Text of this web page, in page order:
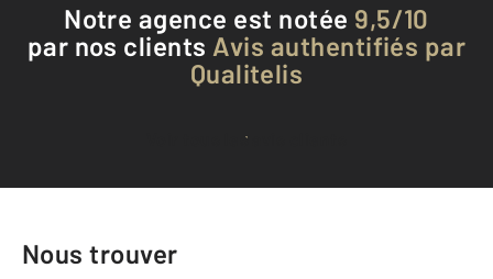
Notre agence est notée 9,5/10
par nos clients Avis authentifiés par
Qualitelis
Voir tous les avis clients
Nous trouver